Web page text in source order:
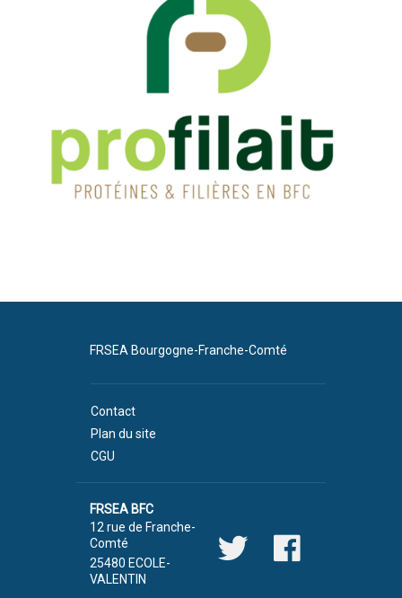
FRSEA Bourgogne-Franche-Comté
Contact
Plan du site
CGU
FRSEA BFC
12 rue de Franche-
Comté
25480 ECOLE-
VALENTIN